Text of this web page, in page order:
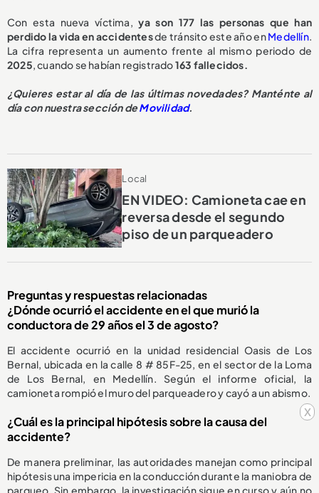
x
Con esta nueva víctima,ya son 177 las personas que han
perdido la vida en accidentesde tránsito este año enMedellín.
La cifra representa un aumento frente al mismo periodo de
2025, cuando se habían registrado163 fallecidos.
¿Quieres estar al día de las últimas novedades? Manténte al
día con nuestra sección deMovilidad.
Local
EN VIDEO: Camioneta cae en
reversa desde el segundo
piso de un parqueadero
Preguntas y respuestas relacionadas
¿Dónde ocurrió el accidente en el que murió la
conductora de 29 años el 3 de agosto?
El accidente ocurrió en la unidad residencial Oasis de Los
Bernal, ubicada en la calle 8 # 85F-25, en el sector de la Loma
de Los Bernal, en Medellín. Según el informe oficial, la
camioneta rompió el muro del parqueadero y cayó a un abismo.
¿Cuál es la principal hipótesis sobre la causa del
accidente?
De manera preliminar, las autoridades manejan como principal
hipótesis una impericia en la conducción durante la maniobra de
parqueo. Sin embargo, la investigación sigue en curso y aún no